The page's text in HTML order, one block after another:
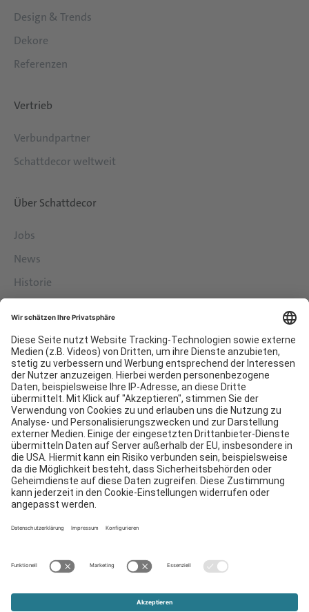
Design & Trends
Dekore
Referenzen
Vertrieb
Verbundpartner
Schattdecor weltweit
Über Schattdecor
Jobs
News
Historie
Services
Downloads
Kontakt
EDI
Impressum
Hinweisgebersystem